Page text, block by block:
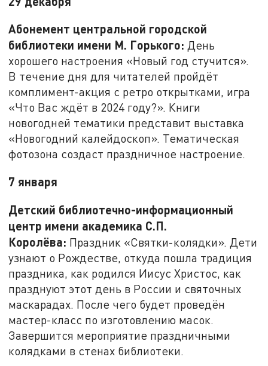
Абонемент центральной городской
библиотеки имени М. Горького: День
хорошего настроения «Новый год стучится».
В течение дня для читателей пройдёт
комплимент-акция с ретро открытками, игра
«Что Вас ждёт в 2024 году?». Книги
новогодней тематики представит выставка
«Новогодний калейдоскоп». Тематическая
фотозона создаст праздничное настроение.
7 января
Детский библиотечно-информационный
центр имени академика С.П.
Королёва: Праздник «Святки-колядки». Дети
узнают о Рождестве, откуда пошла традиция
праздника, как родился Иисус Христос, как
празднуют этот день в России и святочных
маскарадах. После чего будет проведён
мастер-класс по изготовлению масок.
Завершится мероприятие праздничными
колядками в стенах библиотеки.